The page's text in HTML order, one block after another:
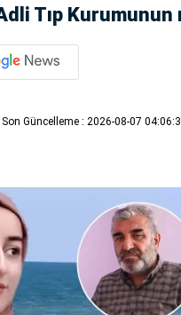
Tıp
Son Güncelleme : 2026-08-07